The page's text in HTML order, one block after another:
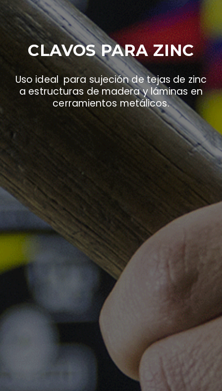
CLAVOS PARA ZINC
Uso ideal para sujeción de tejas de zinc
a estructuras de madera y láminas en
cerramientos metálicos.